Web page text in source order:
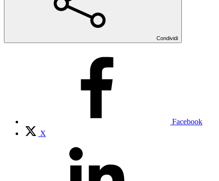
Condividi
Facebook
X